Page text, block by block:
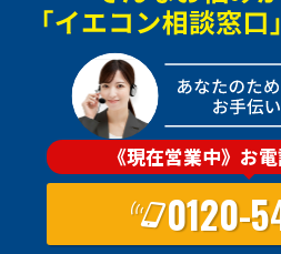
《現在営業中》お
0120-